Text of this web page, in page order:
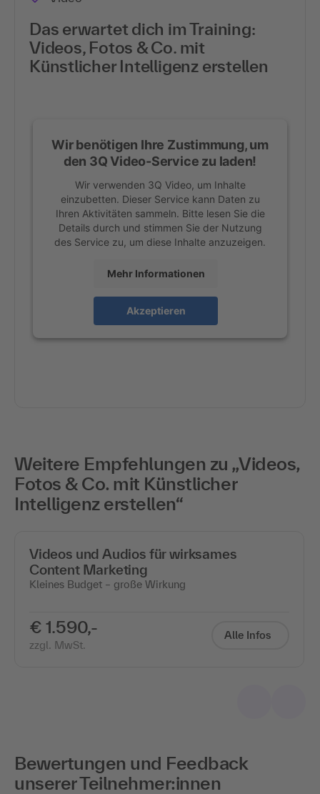
Das erwartet dich im Training:
Videos, Fotos & Co. mit
Künstlicher Intelligenz erstellen
Wir benötigen Ihre Zustimmung, um
den 3Q Video-Service zu laden!
Wir verwenden 3Q Video, um Inhalte
einzubetten. Dieser Service kann Daten zu
Ihren Aktivitäten sammeln. Bitte lesen Sie die
Details durch und stimmen Sie der Nutzung
des Service zu, um diese Inhalte anzuzeigen.
Mehr Informationen
Akzeptieren
Weitere Empfehlungen zu „Videos,
Fotos & Co. mit Künstlicher
Intelligenz erstellen“
Videos und Audios für wirksames
Content Marketing
Kleines Budget – große Wirkung
€ 1.590,-
zzgl. MwSt.
Alle Infos
Bewertungen und Feedback
unserer Teilnehmer:innen